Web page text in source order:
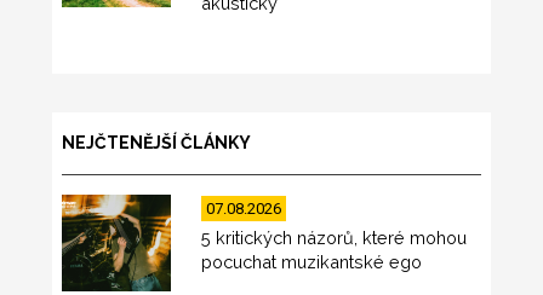
NEJČTENĚJŠÍ ČLÁNKY
07.08.2026
5 kritických názorů, které mohou
pocuchat muzikantské ego